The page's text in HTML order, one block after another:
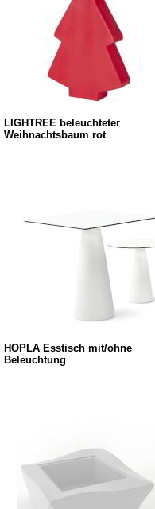
LIGHTREE beleuchteter
Weihnachtsbaum rot
HOPLÀ Esstisch mit/ohne
Beleuchtung